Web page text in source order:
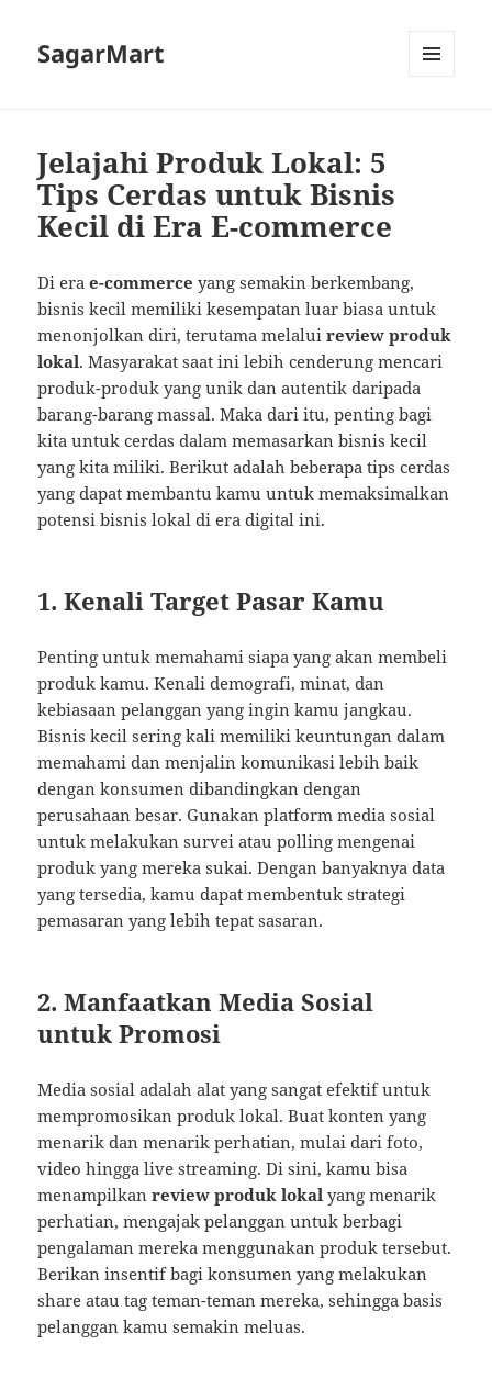
SagarMart
Jelajahi Produk Lokal: 5
Tips Cerdas untuk Bisnis
Kecil di Era E-commerce
Di erae-commerce yang semakin berkembang,
bisnis kecil memiliki kesempatan luar biasa untuk
menonjolkan diri, terutama melaluireview produk
lokal. Masyarakat saat ini lebih cenderung mencari
produk-produk yang unik dan autentik daripada
barang-barang massal. Maka dari itu, penting bagi
kita untuk cerdas dalam memasarkan bisnis kecil
yang kita miliki. Berikut adalah beberapa tips cerdas
yang dapat membantu kamu untuk memaksimalkan
potensi bisnis lokal di era digital ini.
1. Kenali Target Pasar Kamu
Penting untuk memahami siapa yang akan membeli
produk kamu. Kenali demografi, minat, dan
kebiasaan pelanggan yang ingin kamu jangkau.
Bisnis kecil sering kali memiliki keuntungan dalam
memahami dan menjalin komunikasi lebih baik
dengan konsumen dibandingkan dengan
perusahaan besar. Gunakan platform media sosial
untuk melakukan survei atau polling mengenai
produk yang mereka sukai. Dengan banyaknya data
yang tersedia, kamu dapat membentuk strategi
pemasaran yang lebih tepat sasaran.
2. Manfaatkan Media Sosial
untuk Promosi
Media sosial adalah alat yang sangat efektif untuk
mempromosikan produk lokal. Buat konten yang
menarik dan menarik perhatian, mulai dari foto,
video hingga live streaming. Di sini, kamu bisa
menampilkanreview produk lokal yang menarik
perhatian, mengajak pelanggan untuk berbagi
pengalaman mereka menggunakan produk tersebut.
Berikan insentif bagi konsumen yang melakukan
share atau tag teman-teman mereka, sehingga basis
pelanggan kamu semakin meluas.